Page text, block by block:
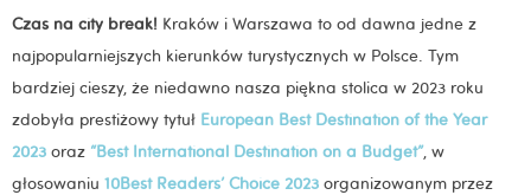
Czas na city break! Kraków i Warszawa to od dawna jedne z
najpopularniejszych kierunków turystycznych w Polsce. Tym
bardziej cieszy, że niedawno nasza piękna stolica w 2023 roku
zdobyła prestiżowy tytuł European Best Destination of the Year
2023 oraz “Best International Destination on a Budget”, w
głosowaniu 10Best Readers’ Choice 2023 organizowanym przez